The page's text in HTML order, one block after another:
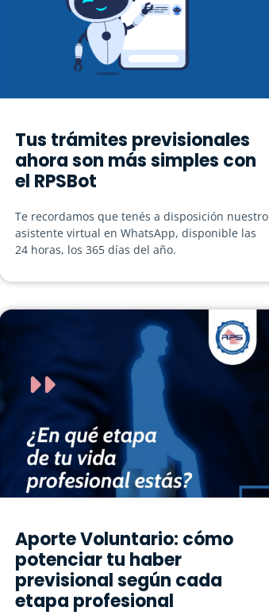
Tus trámites previsionales
ahora son más simples con
el RPSBot
Te recordamos que tenés a disposición nuestro
asistente virtual en WhatsApp, disponible las
24 horas, los 365 días del año.
Aporte Voluntario: cómo
potenciar tu haber
previsional según cada
etapa profesional